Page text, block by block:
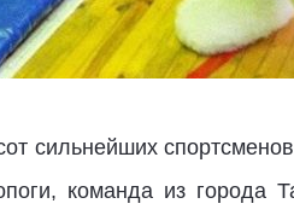
сильнейших
команда из города